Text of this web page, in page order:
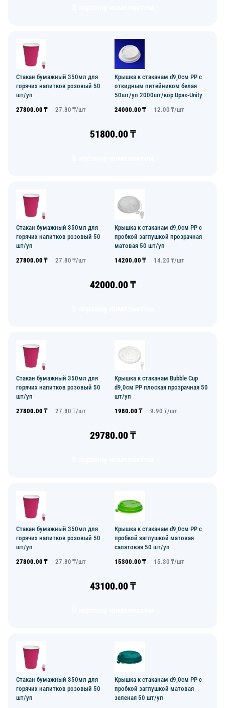
Стакан бумажный 350мл для
горячих напитков розовый 50
шт/уп
27800.00 ₸ 27.80 ₸/шт
Крышка к стаканам d9,0см PP с
откидным питейником белая
50шт/уп 2000шт/кор Upax-Unity
24000.00 ₸ 12.00 ₸/шт
51800.00₸
Стакан бумажный 350мл для
горячих напитков розовый 50
шт/уп
27800.00 ₸ 27.80 ₸/шт
Крышка к стаканам d9,0см PP с
пробкой заглушкой прозрачная
матовая 50 шт/уп
14200.00 ₸ 14.20 ₸/шт
42000.00₸
Стакан бумажный 350мл для
горячих напитков розовый 50
шт/уп
27800.00 ₸ 27.80 ₸/шт
Крышка к стаканам Bubble Cup
d9,0см PP плоская прозрачная 50
шт/уп
1980.00 ₸ 9.90 ₸/шт
29780.00₸
Стакан бумажный 350мл для
горячих напитков розовый 50
шт/уп
27800.00 ₸ 27.80 ₸/шт
Крышка к стаканам d9,0см PP с
пробкой заглушкой матовая
салатовая 50 шт/уп
15300.00 ₸ 15.30 ₸/шт
43100.00₸
Стакан бумажный 350мл для
горячих напитков розовый 50
шт/уп
Крышка к стаканам d9,0см PP с
пробкой заглушкой матовая
зеленая 50 шт/уп